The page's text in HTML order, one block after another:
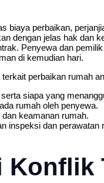
biaya perbaikan,
dengan jelas hak dan
Penyewa dan
di kemudian hari.
perbaikan rumah
siapa yang
rumah oleh penyewa.
keamanan rumah.
inspeksi dan perawatan
Konflik